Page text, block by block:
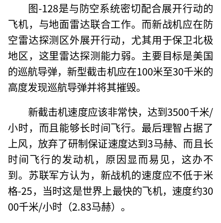
图-128是与防空系统密切配合展开行动的
飞机，与地面雷达联合工作。而新战机应在防
空雷达探测区外展开行动，尤其用于保卫北极
地区，这里雷达探测能力弱。主要目标是美国
的巡航导弹，新型截击机应在100米至30千米的
高度发现巡航导弹并将其摧毁。
新截击机速度应该非常快，达到3500千米/
小时，而且能够长时间飞行。最后理智占据了
上风，放弃了研制保证速度达到3马赫、而且长
时间飞行的发动机，原因显而易见，这办不
到。苏联军方认为，新战机的速度应不低于米
格-25，当时这是世界上最快的飞机，速度约30
00千米/小时（2.83马赫）。